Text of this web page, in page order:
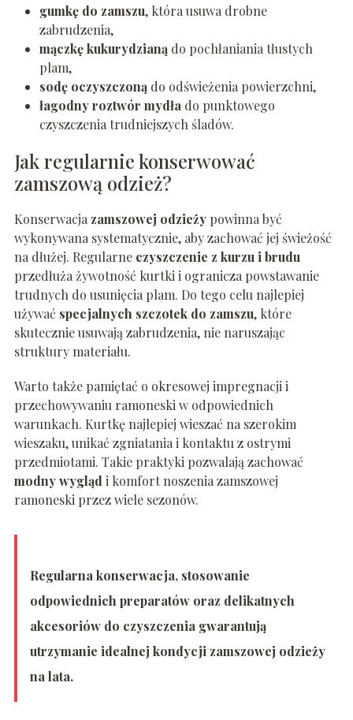
gumkę do zamszu, która usuwa drobne
zabrudzenia,
mączkę kukurydzianądo pochłaniania tłustych
plam,
sodę oczyszczonądo odświeżenia powierzchni,
łagodny roztwór mydłado punktowego
czyszczenia trudniejszych śladów.
Jak regularnie konserwować
zamszową odzież?
Konserwacjazamszowej odzieżypowinna być
wykonywana systematycznie, aby zachować jej świeżość
na dłużej. Regularne czyszczenie z kurzu i brudu
przedłuża żywotność kurtki i ogranicza powstawanie
trudnych do usunięcia plam. Do tego celu najlepiej
używać specjalnych szczotek do zamszu, które
skutecznie usuwają zabrudzenia, nie naruszając
struktury materiału.
Warto także pamiętać o okresowej impregnacji i
przechowywaniu ramoneski w odpowiednich
warunkach. Kurtkę najlepiej wieszać na szerokim
wieszaku, unikać zgniatania i kontaktu z ostrymi
przedmiotami. Takie praktyki pozwalają zachować
modny wyglądi komfort noszenia zamszowej
ramoneski przez wiele sezonów.
Regularna konserwacja, stosowanie
odpowiednich preparatów oraz delikatnych
akcesoriów do czyszczenia gwarantują
utrzymanie idealnej kondycji zamszowej odzieży
na lata.